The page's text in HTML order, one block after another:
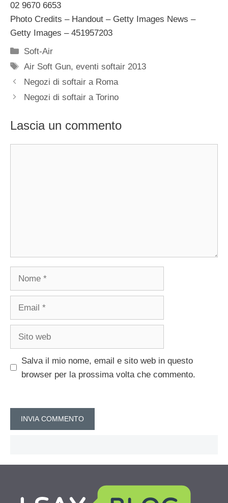
02 9670 6653
Photo Credits – Handout – Getty Images News –
Getty Images – 451957203
Categorie
Soft-Air
Tag
Air Soft Gun,eventi softair 2013
Negozi di softair a Roma
Negozi di softair a Torino
Lascia un commento
Nome
Email
Sito
Salva il mio nome, email e sito web in questo
browser per la prossima volta che commento.